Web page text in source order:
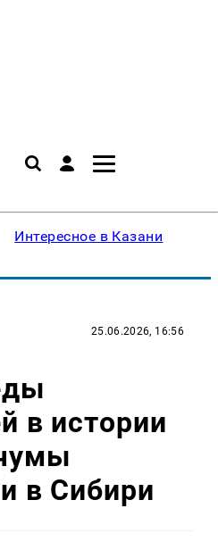
Интересное в Казани
25.06.2026, 16:56
в истории
в Сибири